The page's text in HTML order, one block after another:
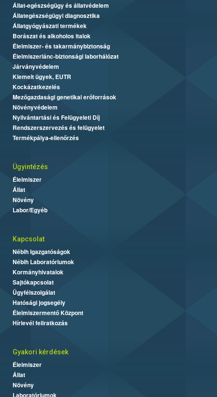
Állat-egészségügy és állatvédelem
Állategészségügyi diagnosztika
Állatgyógyászati termékek
Borászat és alkoholos italok
Élelmiszer- és takarmánybiztonság
Élelmiszerlánc-biztonsági laborhálózat
Járványvédelem
Kiemelt ügyek, EUTR
Kockázatkezelés
Mezőgazdasági genetikai erőforrások
Növényvédelem
Nyilvántartási és Felügyeleti Díj
Rendszerszervezés és felügyelet
Termékpálya-ellenőrzés
Ügyintézés
Élelmiszer
Állat
Növény
Labor/Egyéb
Kapcsolat
Nébih Igazgatóságok
Nébih Laboratóriumok
Kormányhivatalok
Sajtókapcsolat
Ügyfélszolgálat
Hatósági jogsegély
Élelmiszermentő Központ
Hírlevél feliratkozás
Gyakori kérdések
Élelmiszer
Állat
Növény
Laboratóriumok